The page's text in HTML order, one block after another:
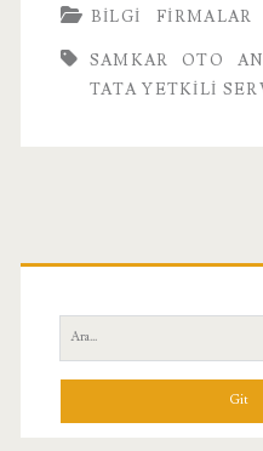
BILGI FIRMALAR
SAMKAR OTO
TATA YETKILI
Birincil
Yan
Menü
Ara: